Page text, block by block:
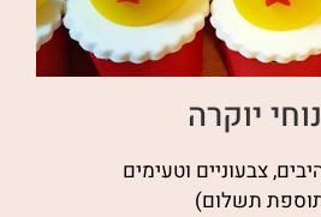
יוקרה
צבעוניים וטעימים
תשלום)